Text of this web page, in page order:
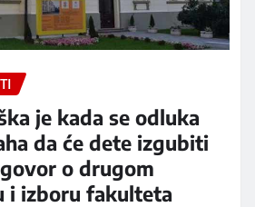
je kada se odluka
da će dete izgubiti
o drugom
i izboru fakulteta